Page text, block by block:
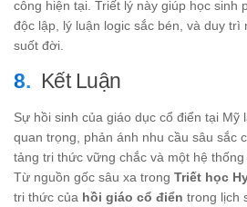
công hiện tại. Triết lý này giúp học sinh
độc lập, lý luận logic sắc bén, và duy trì
suốt đời.
Kết Luận
Sự hồi sinh của giáo dục cổ điển tại Mỹ
quan trọng, phản ánh nhu cầu sâu sắc
tảng tri thức vững chắc và một hệ
Từ nguồn gốc sâu xa trong Triết học
tri thức của hồi giáo cổ điển trong lịch